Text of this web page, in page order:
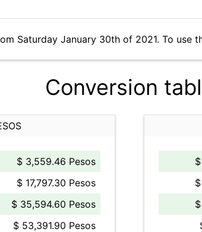
Saturday January 30th of 2021. To use
Conversion
$ 3,559.46 Pesos
$ 17,797.30 Pesos
$ 35,594.60 Pesos
$ 53,391.90 Pesos